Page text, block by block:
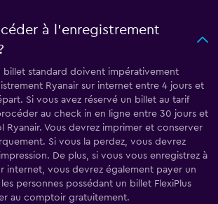
à l’enregistrement
billet standard doivent impérativement
Ryanair sur internet entre 4 jours et
Si vous avez réservé un billet au tarif
au check in en ligne entre 30 jours et
Ryanair. Vous devrez imprimer et conserver
Si vous la perdez, vous devrez
De plus, si vous vous enregistrez à
internet, vous devrez également payer un
personnes possédant un billet FlexiPlus
au comptoir gratuitement.